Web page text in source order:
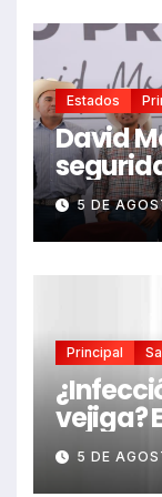
Estados
David
5 DE
Principal
vejiga?
alerta
5 DE